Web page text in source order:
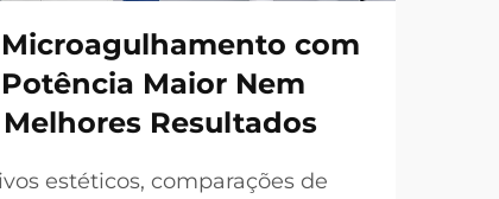
Microagulhamento com
Maior Nem
Resultados
estéticos, comparações de